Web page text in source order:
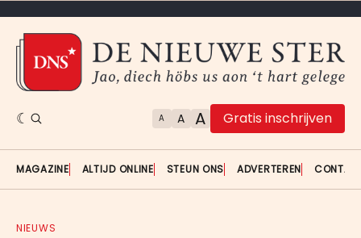
A A A Gratis inschrijven
MAGAZINE ALTIJD ONLINE STEUN ONS ADVERTEREN
NIEUWS